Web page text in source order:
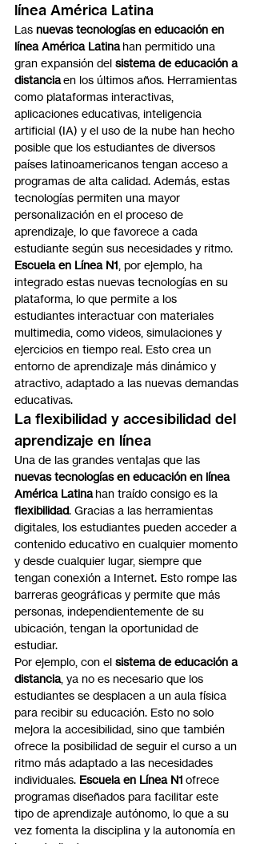
línea América Latina
Las nuevas tecnologías en educación en
línea América Latina han permitido una
gran expansión del sistema de educación a
distancia en los últimos años. Herramientas
como plataformas interactivas,
aplicaciones educativas, inteligencia
artificial (IA) y el uso de la nube han hecho
posible que los estudiantes de diversos
países latinoamericanos tengan acceso a
programas de alta calidad. Además, estas
tecnologías permiten una mayor
personalización en el proceso de
aprendizaje, lo que favorece a cada
estudiante según sus necesidades y ritmo.
Escuela en Línea N1 , por ejemplo, ha
integrado estas nuevas tecnologías en su
plataforma, lo que permite a los
estudiantes interactuar con materiales
multimedia, como videos, simulaciones y
ejercicios en tiempo real. Esto crea un
entorno de aprendizaje más dinámico y
atractivo, adaptado a las nuevas demandas
educativas.
La flexibilidad y accesibilidad del
aprendizaje en línea
Una de las grandes ventajas que las
nuevas tecnologías en educación en línea
América Latina han traído consigo es la
flexibilidad. Gracias a las herramientas
digitales, los estudiantes pueden acceder a
contenido educativo en cualquier momento
y desde cualquier lugar, siempre que
tengan conexión a Internet. Esto rompe las
barreras geográficas y permite que más
personas, independientemente de su
ubicación, tengan la oportunidad de
estudiar.
Por ejemplo, con el sistema de educación a
distancia, ya no es necesario que los
estudiantes se desplacen a un aula física
para recibir su educación. Esto no solo
mejora la accesibilidad, sino que también
ofrece la posibilidad de seguir el curso a un
ritmo más adaptado a las necesidades
individuales. Escuela en Línea N1 ofrece
programas diseñados para facilitar este
tipo de aprendizaje autónomo, lo que a su
vez fomenta la disciplina y la autonomía en